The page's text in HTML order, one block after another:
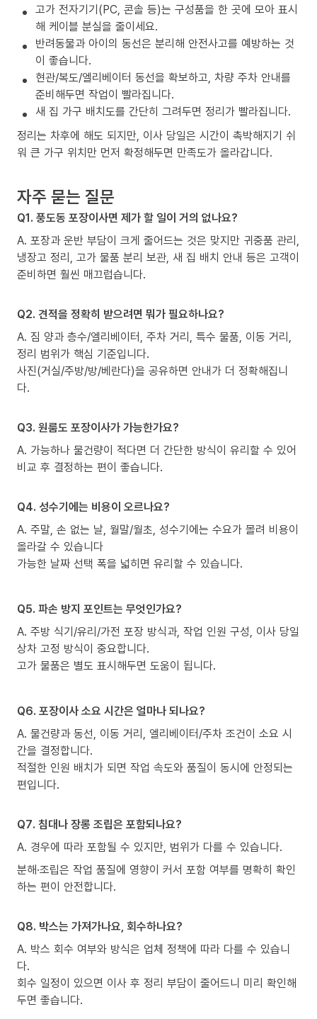
고가 전자기기(PC, 콘솔 등)는 구성품을 한 곳에 모아 표시
해 케이블 분실을 줄이세요.
반려동물과 아이의 동선은 분리해 안전사고를 예방하는 것
이 좋습니다.
현관/복도/엘리베이터 동선을 확보하고, 차량 주차 안내를
준비해두면 작업이 빨라집니다.
새 집 가구 배치도를 간단히 그려두면 정리가 빨라집니다.
정리는 차후에 해도 되지만, 이사 당일은 시간이 촉박해지기 쉬
워 큰 가구 위치만 먼저 확정해두면 만족도가 올라갑니다.
자주 묻는 질문
Q1. 풍도동 포장이사면 제가 할 일이 거의 없나요?
A. 포장과 운반 부담이 크게 줄어드는 것은 맞지만 귀중품 관리,
냉장고 정리, 고가 물품 분리 보관, 새 집 배치 안내 등은 고객이
준비하면 훨씬 매끄럽습니다.
Q2. 견적을 정확히 받으려면 뭐가 필요하나요?
A. 짐 양과 층수/엘리베이터, 주차 거리, 특수 물품, 이동 거리,
정리 범위가 핵심 기준입니다.
사진(거실/주방/방/베란다)을 공유하면 안내가 더 정확해집니
다.
Q3. 원룸도 포장이사가 가능한가요?
A. 가능하나 물건량이 적다면 더 간단한 방식이 유리할 수 있어
비교 후 결정하는 편이 좋습니다.
Q4. 성수기에는 비용이 오르나요?
A. 주말, 손 없는 날, 월말/월초, 성수기에는 수요가 몰려 비용이
올라갈 수 있습니다
가능한 날짜 선택 폭을 넓히면 유리할 수 있습니다.
Q5. 파손 방지 포인트는 무엇인가요?
A. 주방 식기/유리/가전 포장 방식과, 작업 인원 구성, 이사 당일
상차 고정 방식이 중요합니다.
고가 물품은 별도 표시해두면 도움이 됩니다.
Q6. 포장이사 소요 시간은 얼마나 되나요?
A. 물건량과 동선, 이동 거리, 엘리베이터/주차 조건이 소요 시
간을 결정합니다.
적절한 인원 배치가 되면 작업 속도와 품질이 동시에 안정되는
편입니다.
Q7. 침대나 장롱 조립은 포함되나요?
A. 경우에 따라 포함될 수 있지만, 범위가 다를 수 있습니다.
분해·조립은 작업 품질에 영향이 커서 포함 여부를 명확히 확인
하는 편이 안전합니다.
Q8. 박스는 가져가나요, 회수하나요?
A. 박스 회수 여부와 방식은 업체 정책에 따라 다를 수 있습니
다.
회수 일정이 있으면 이사 후 정리 부담이 줄어드니 미리 확인해
두면 좋습니다.